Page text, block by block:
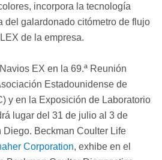
incorpora la tecnología
del galardonado citómetro de flujo
de la empresa.
EX en la 69.ª Reunión
Estadounidense de
y en la Exposición de Laboratorio
lugar del 31 de julio al 3 de
Diego. Beckman Coulter Life
Corporation, exhibe en el